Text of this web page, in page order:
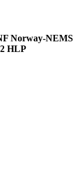
Norway-NEMS
HLP